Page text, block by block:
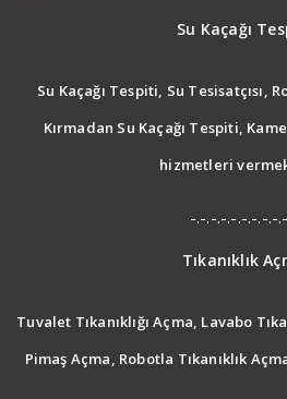
Su Kaçağı
Su Kaçağı Tespiti, Su Tesisatçısı,
Kırmadan Su Kaçağı Tespiti,
hizmetleri
-.-.-.-.-.-.-.-.-
Tıkanıklık
Tuvalet Tıkanıklığı Açma, Lavabo
Pimaş Açma, Robotla Tıkanıklık